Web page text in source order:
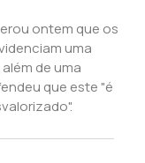
ontem que os
uma
de uma
que este "é